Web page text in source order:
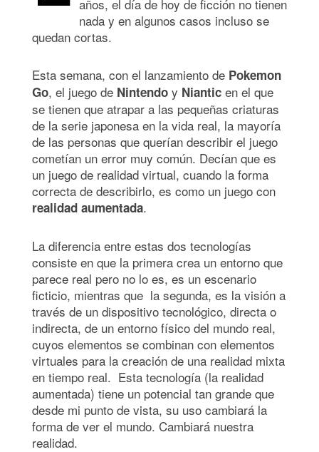
años, el día de hoy de ficción no tienen
nada y en algunos casos incluso se
quedan cortas.
Esta semana, con el lanzamiento de Pokemon
Go, el juego de Nintendo y Niantic en el que
se tienen que atrapar a las pequeñas criaturas
de la serie japonesa en la vida real, la mayoría
de las personas que querían describir el juego
cometían un error muy común. Decían que es
un juego de realidad virtual, cuando la forma
correcta de describirlo, es como un juego con
realidad aumentada.
La diferencia entre estas dos tecnologías
consiste en que la primera crea un entorno que
parece real pero no lo es, es un escenario
ficticio, mientras que la segunda, es la visión a
través de un dispositivo tecnológico, directa o
indirecta, de un entorno físico del mundo real,
cuyos elementos se combinan con elementos
virtuales para la creación de una realidad mixta
en tiempo real. Esta tecnología (la realidad
aumentada) tiene un potencial tan grande que
desde mi punto de vista, su uso cambiará la
forma de ver el mundo. Cambiará nuestra
realidad.